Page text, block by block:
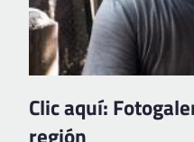
Clic aquí: